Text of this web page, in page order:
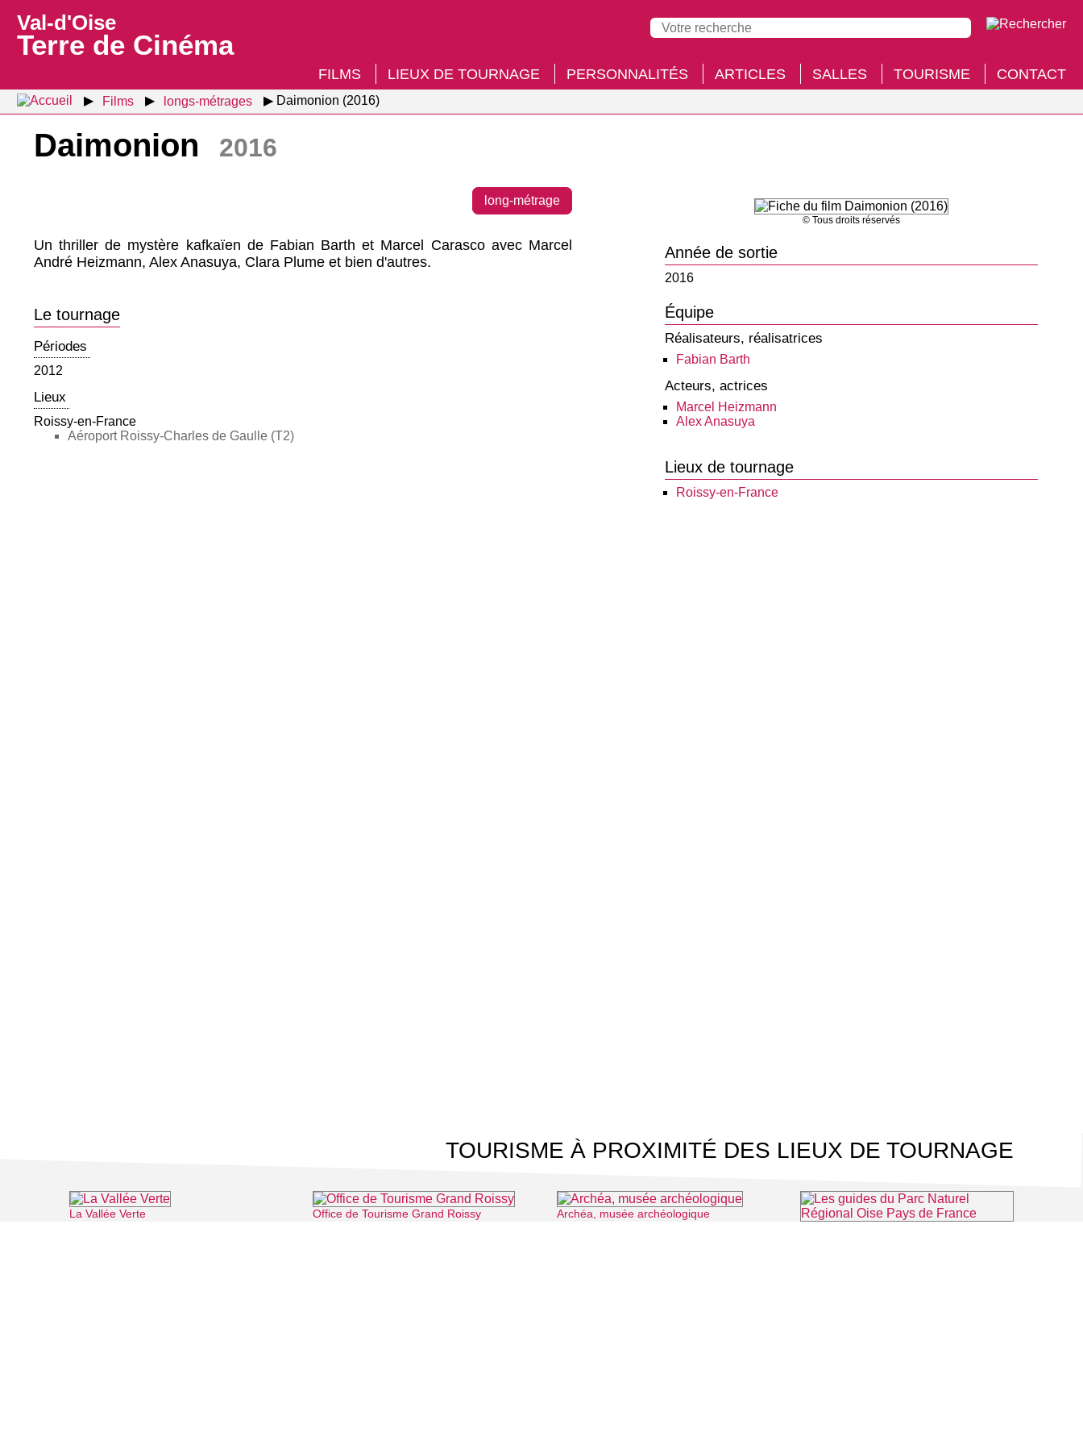
Val-d'Oise
Terre de Cinéma
FILMS LIEUX DE TOURNAGE PERSONNALITÉS ARTICLES SALLES TOURISME CONTACT
Films longs-métrages Daimonion (2016)
Daimonion 2016
long-métrage
Un thriller de mystère kafkaïen de Fabian Barth et Marcel Carasco avec Marcel
André Heizmann, Alex Anasuya, Clara Plume et bien d'autres.
Le tournage
Périodes
2012
Lieux
Roissy-en-France
Aéroport Roissy-Charles de Gaulle (T2)
© Tous droits réservés
Année de sortie
2016
Équipe
Réalisateurs, réalisatrices
Fabian Barth
Acteurs, actrices
Marcel Heizmann
Alex Anasuya
Lieux de tournage
Roissy-en-France
TOURISME À PROXIMITÉ DES LIEUX DE TOURNAGE
La Vallée Verte
Office de Tourisme Grand Roissy
Archéa, musée archéologique